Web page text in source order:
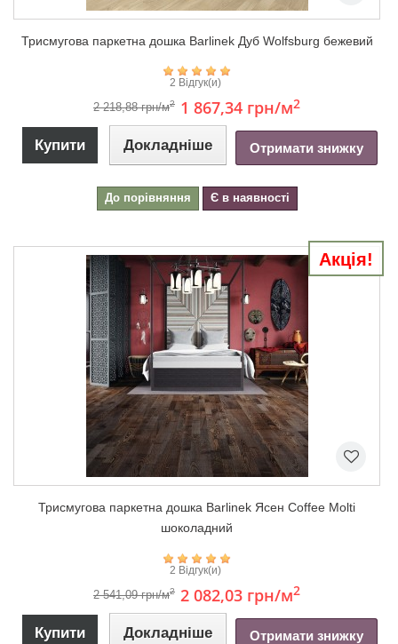
Триcмугова паркетна дошка Barlinek Дуб Wolfsburg бежевий
2 Відгук(и)
2 218,88 грн/м2 1 867,34 грн/м2
Купити Докладніше Отримати знижку
До порівняння Є в наявності
Акція!
Триcмугова паркетна дошка Barlinek Ясен Coffee Molti
шоколадний
2 Відгук(и)
2 541,09 грн/м2 2 082,03 грн/м2
Купити Докладніше Отримати знижку